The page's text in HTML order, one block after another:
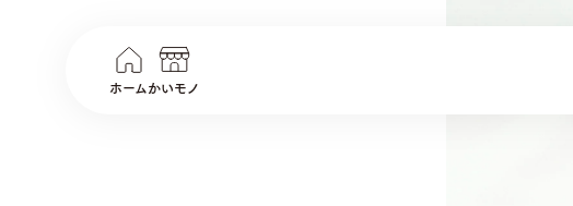
ホームかいモノ